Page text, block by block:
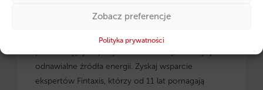
Zobacz preferencje
Polityka prywatności
Pożyczki unijne dla małopolskich
przedsiębiorców– dowiedz się, jak skorzystać z
odnawialne źródła energii. Zyskaj wsparcie
ekspertów Fintaxis, którzy od 11 lat pomagają